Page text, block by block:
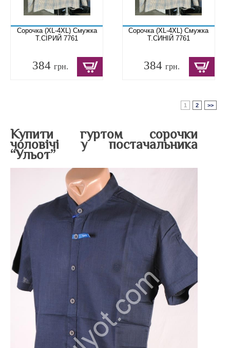
Сорочка (XL-4XL) Смужка
Т.СІРИЙ 7761
384 грн.
Сорочка (XL-4XL) Смужка
Т.СИНІЙ 7761
384грн.
1 2 >>
Купити гуртом сорочки
чоловічі у постачальника
“Ульот”